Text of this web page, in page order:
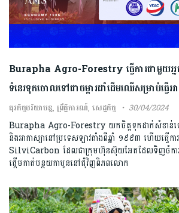
Burapha Agro-Forestry ធ្វើការជាមួយអ្ន
ទំនេរទុកចោលទៅជាចម្ការដាំដើមឈើសម្រាប់ធ្វើអ
ធុរកិច្ចបរិយាបន្ន, ព្រឹត្តិការណ៍, សេដ្ឋកិច្ច 30/04/2024
Burapha Agro-Forestry យកចិត្តទុកដាក់សំខាន់ទៅ
និងអាកាស្យានៅប្រទេសឡាវតាំងពីឆ្នាំ ១៩៩៣ ហើយធ្វើក
SilviCarbon ដែលជាក្រុមហ៊ុនស៊ុយអែតដែលទិញចំការ
ផ្តើមកាត់បន្ថយកាបូននៅជុំវិញពិភពលោក